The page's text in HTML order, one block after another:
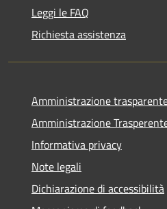
Leggi le FAQ
Richiesta assistenza
Amministrazione
Amministrazione
Informativa privacy
Note legali
Dichiarazione di accessibilità